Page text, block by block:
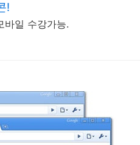
!
바일 수강가능.